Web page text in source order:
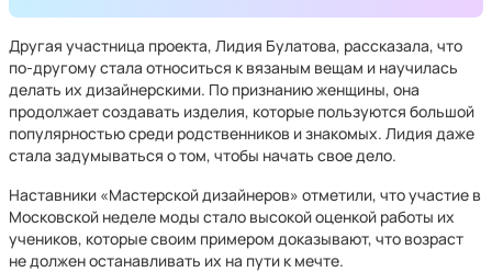
Другая участница проекта, Лидия Булатова, рассказала, что
по-другому стала относиться к вязаным вещам и научилась
делать их дизайнерскими. По признанию женщины, она
продолжает создавать изделия, которые пользуются большой
популярностью среди родственников и знакомых. Лидия даже
стала задумываться о том, чтобы начать свое дело.
Наставники «Мастерской дизайнеров» отметили, что участие в
Московской неделе моды стало высокой оценкой работы их
учеников, которые своим примером доказывают, что возраст
не должен останавливать их на пути к мечте.